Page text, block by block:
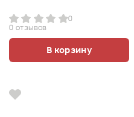
0
0 отзывов
В корзину